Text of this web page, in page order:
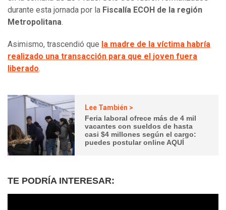
durante esta jornada por la Fiscalía ECOH de la región
Metropolitana.
Asimismo, trascendió que la madre de la víctima habría
realizado una transacción para que el joven fuera
liberado.
Lee También >
Feria laboral ofrece más de 4 mil
vacantes con sueldos de hasta
casi $4 millones según el cargo:
puedes postular online AQUÍ
TE PODRÍA INTERESAR: